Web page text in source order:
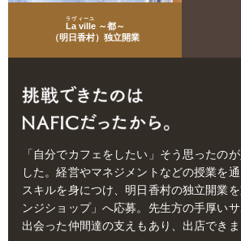
La ville
ラヴィーユ
～都～
（明日香村）独立開業
「自分でカフェをしたい」そう思ったの
した。経営やマネジメントなどの授業を
スキルを身につけ、明日香村の独立開業
ンジショップ」へ応募。先生方の手厚い
出会った仲間達の支えもあり、出店できま